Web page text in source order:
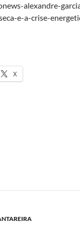
alexandre-
e-a-crise-
X